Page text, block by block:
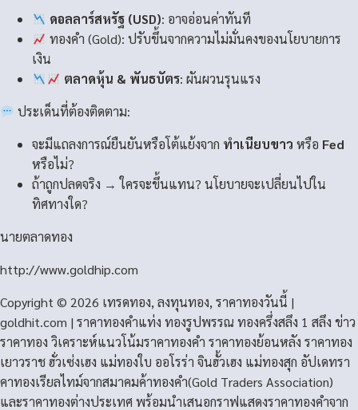
ดอลลาร์สหรัฐ (USD): อาจอ่อนค่าทันที
ทองคำ (Gold): ปรับขึ้นจากความไม่มั่นคงของนโยบายการ
เงิน
ตลาดหุ้น & พันธบัตร: ผันผวนรุนแรง
ประเด็นที่ต้องติดตาม:
จะมีแถลงการณ์ยืนยันหรือโต้แย้งจาก ทำเนียบขาว หรือ Fed
หรือไม่?
ถ้าถูกปลดจริง → ใครจะขึ้นแทน? นโยบายจะเปลี่ยนไปใน
ทิศทางใด?
นายตลาดทอง
http://www.goldhip.com
Copyright © 2026 เทรดทอง, ลงทุนทอง, ราคาทองวันนี้ |
goldhit.com | ราคาทองคําแท่ง ทองรูปพรรณ ทองครึ่งสลึง 1 สลึง ข่าว
ราคาทอง วิเคราะห์แนวโน้มราคาทองคํา ราคาทองย้อนหลัง ราคาทอง
เยาวราช ฮั่วเซ่งเฮง แม่ทองใบ ออโรร่า จินฮั้วเฮง แม่ทองสุก อัปเดทรา
คาทองเรียลไทม์จากสมาคมค้าทองคำ(Gold Traders Association)
และราคาทองต่างประเทศ พร้อมนำเสนอกราฟแสดงราคาทองคำจาก